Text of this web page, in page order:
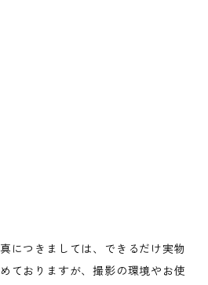
につきましては、できるだけ実物
ておりますが、撮影の環境やお使